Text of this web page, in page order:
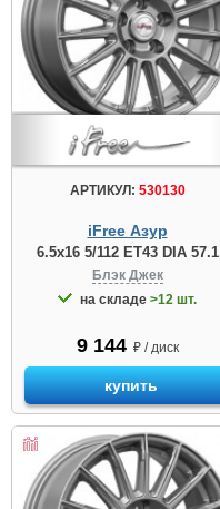
АРТИКУЛ: 530130
iFree Азур
6.5x16 5/112 ET43 DIA 57.1
Блэк Джек
на складе >12 шт.
9 144 ₽ / диск
купить